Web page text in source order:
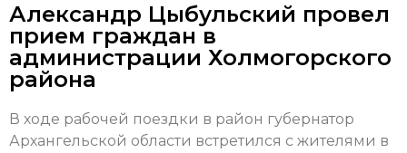
Александр Цыбульский провел
прием граждан в
администрации Холмогорского
района
В ходе рабочей поездки в район губернатор
Архангельской области встретился с жителями в